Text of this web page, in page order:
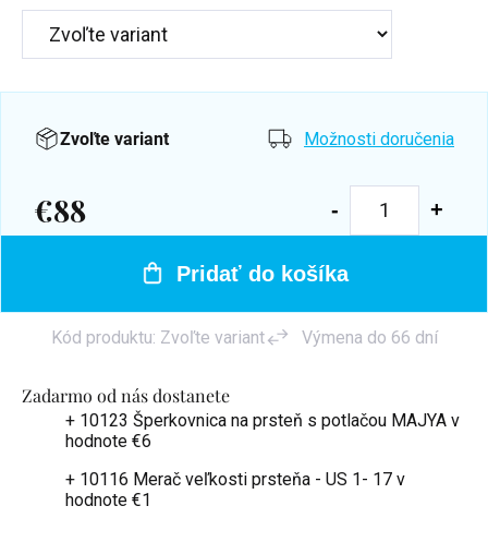
Zadarmo od nás dostanete
+ 10123 Šperkovnica na prsteň s potlačou MAJYA v
hodnote €6
+ 10116 Merač veľkosti prsteňa - US 1- 17 v
hodnote €1
Zvoľte variant Možnosti doručenia
€88
Jednotková
Pridať do košíka
Kód produktu: Zvoľte variant Výmena do 66 dní